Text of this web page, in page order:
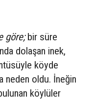
göre;bir süre
dolaşan inek,
köyde
neden oldu. İneğin
köylüler